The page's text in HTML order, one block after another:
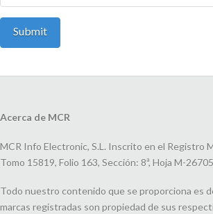
Acerca de MCR
MCR Info Electronic, S.L. Inscrito en el Registro
Tomo 15819, Folio 163, Sección: 8ª, Hoja M-
Todo nuestro contenido que se proporciona es
marcas registradas son propiedad de sus